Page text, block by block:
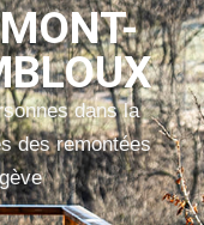
dans la
des remontées